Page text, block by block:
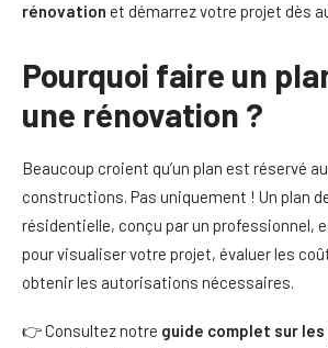
rénovation et démarrez votre projet dès
Pourquoi faire un
une rénovation ?
Beaucoup croient qu’un plan est réservé
constructions. Pas uniquement ! Un plan
résidentielle, conçu par un professionnel,
pour visualiser votre projet, évaluer les
obtenir les autorisations nécessaires.
👉 Consultez notre guide complet sur les